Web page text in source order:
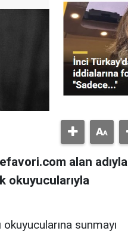
alan adıyla
okuyucularıyla
sunmayı